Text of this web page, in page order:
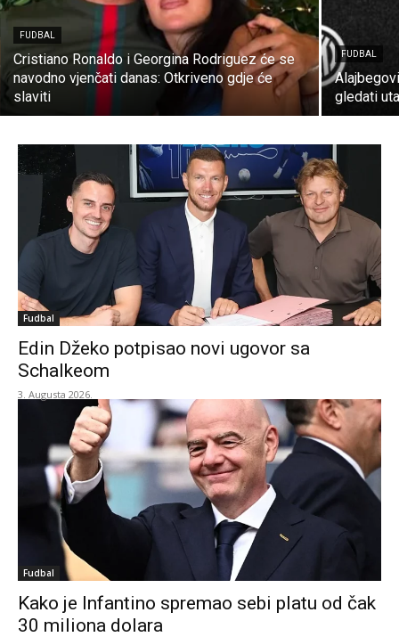
FUDBAL
Cristiano Ronaldo i Georgina Rodriguez će se
navodno vjenčati danas: Otkriveno gdje će
slaviti
FUDBAL
gledati
Fudbal
Edin Džeko potpisao novi ugovor sa
Schalkeom
3. Augusta 2026.
Fudbal
Kako je Infantino spremao sebi platu od čak
30 miliona dolara